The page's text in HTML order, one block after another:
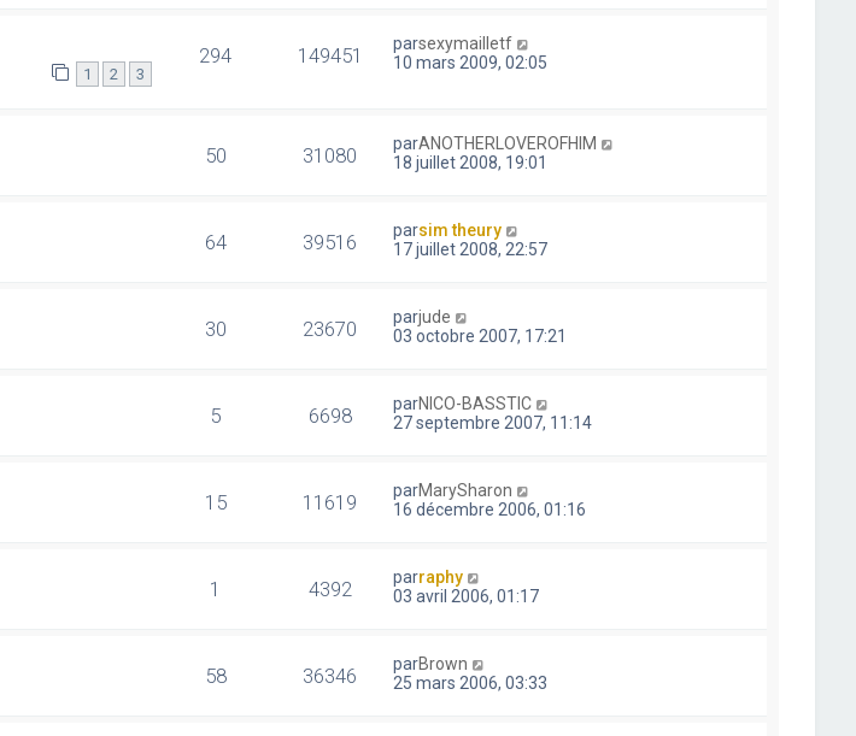
1 2 3
294 149451 parsexymailletf
10 mars 2009, 02:05
50 31080 parANOTHERLOVEROFHIM
18 juillet 2008, 19:01
64 39516 parsim theury
17 juillet 2008, 22:57
30 23670 parjude
03 octobre 2007, 17:21
5 6698 parNICO-BASSTIC
27 septembre 2007, 11:14
15 11619 parMarySharon
16 décembre 2006, 01:16
1 4392 parraphy
03 avril 2006, 01:17
58 36346 parBrown
25 mars 2006, 03:33